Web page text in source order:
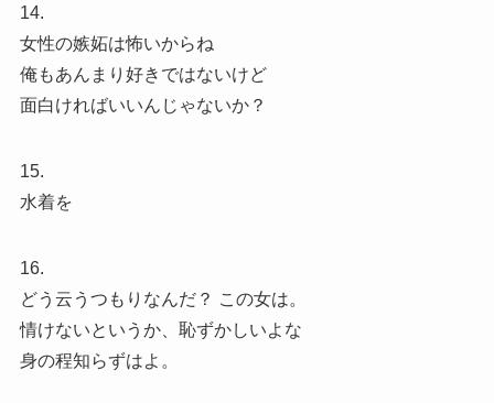
14.
女性の嫉妬は怖いからね
俺もあんまり好きではないけど
面白ければいいんじゃないか？
15.
水着を
16.
どう云うつもりなんだ？ この女は。
情けないというか、恥ずかしいよな
身の程知らずはよ。